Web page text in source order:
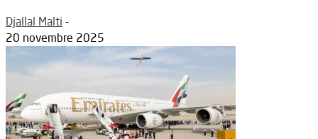
Djallal Malti -
20 novembre 2025